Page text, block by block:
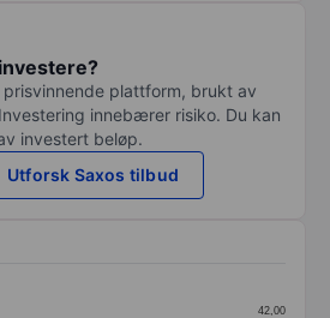
plattform, brukt av
innebærer risiko. Du kan
investert beløp.
Utforsk Saxos tilbud
42,00